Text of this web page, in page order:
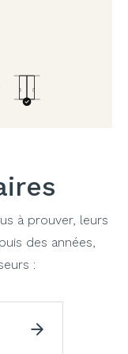
à prouver, leurs
des années,
: